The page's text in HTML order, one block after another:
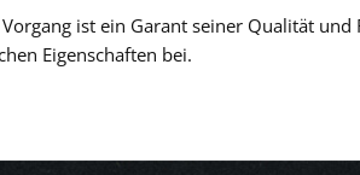
ist ein Garant seiner Qualität
Eigenschaften bei.